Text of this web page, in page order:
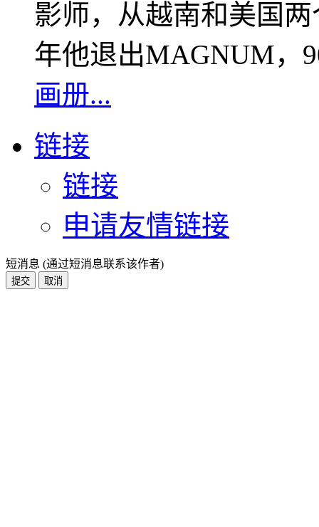
影师，从越南和美国
年他退出MAGNUM，
画册...
链接
链接
申请友情链接
短消息 (通过短消息联系该作者)